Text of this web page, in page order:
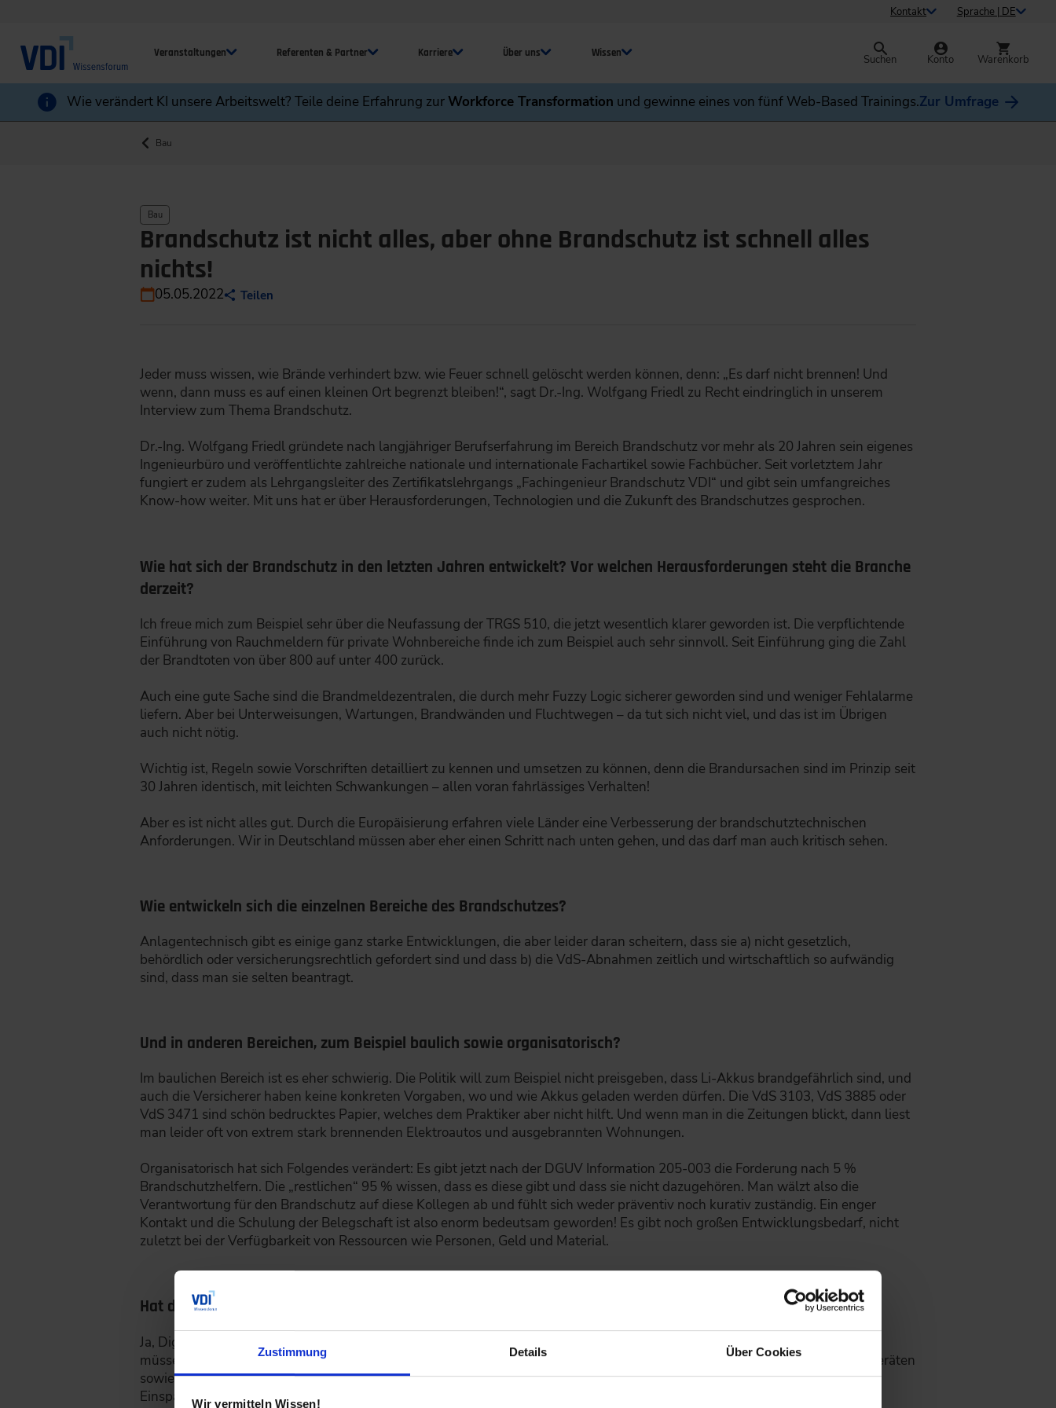
Zustimmung Details Über Cookies
Wir vermitteln Wissen!
Kontakt Sprache | DE
Veranstaltungen Referenten & Partner Karriere Über uns Wissen Suchen Konto Warenkorb
Wie verändert KI unsere Arbeitswelt? Teile deine Erfahrung zurWorkforce Transformation und gewinne eines von fünf Web-Based Trainings.Zur Umfrage
Bau
Bau
Brandschutz ist nicht alles, aber ohne Brandschutz ist schnell alles
nichts!
05.05.2022 Teilen
Jeder muss wissen, wie Brände verhindert bzw. wie Feuer schnell gelöscht werden können, denn: „Es darf nicht brennen! Und
wenn, dann muss es auf einen kleinen Ort begrenzt bleiben!“, sagt Dr.-Ing. Wolfgang Friedl zu Recht eindringlich in unserem
Interview zum Thema Brandschutz.
Dr.-Ing. Wolfgang Friedl gründete nach langjähriger Berufserfahrung im Bereich Brandschutz vor mehr als 20 Jahren sein eigenes
Ingenieurbüro und veröffentlichte zahlreiche nationale und internationale Fachartikel sowie Fachbücher. Seit vorletztem Jahr
fungiert er zudem als Lehrgangsleiter des Zertifikatslehrgangs „Fachingenieur Brandschutz VDI“ und gibt sein umfangreiches
Know-how weiter. Mit uns hat er über Herausforderungen, Technologien und die Zukunft des Brandschutzes gesprochen.
Wie hat sich der Brandschutz in den letzten Jahren entwickelt? Vor welchen Herausforderungen steht die Branche
derzeit?
Ich freue mich zum Beispiel sehr über die Neufassung der TRGS 510, die jetzt wesentlich klarer geworden ist. Die verpflichtende
Einführung von Rauchmeldern für private Wohnbereiche finde ich zum Beispiel auch sehr sinnvoll. Seit Einführung ging die Zahl
der Brandtoten von über 800 auf unter 400 zurück.
Auch eine gute Sache sind die Brandmeldezentralen, die durch mehr Fuzzy Logic sicherer geworden sind und weniger Fehlalarme
liefern. Aber bei Unterweisungen, Wartungen, Brandwänden und Fluchtwegen – da tut sich nicht viel, und das ist im Übrigen
auch nicht nötig.
Wichtig ist, Regeln sowie Vorschriften detailliert zu kennen und umsetzen zu können, denn die Brandursachen sind im Prinzip seit
30 Jahren identisch, mit leichten Schwankungen – allen voran fahrlässiges Verhalten!
Aber es ist nicht alles gut. Durch die Europäisierung erfahren viele Länder eine Verbesserung der brandschutztechnischen
Anforderungen. Wir in Deutschland müssen aber eher einen Schritt nach unten gehen, und das darf man auch kritisch sehen.
Wie entwickeln sich die einzelnen Bereiche des Brandschutzes?
Anlagentechnisch gibt es einige ganz starke Entwicklungen, die aber leider daran scheitern, dass sie a) nicht gesetzlich,
behördlich oder versicherungsrechtlich gefordert sind und dass b) die VdS-Abnahmen zeitlich und wirtschaftlich so aufwändig
sind, dass man sie selten beantragt.
Und in anderen Bereichen, zum Beispiel baulich sowie organisatorisch?
Im baulichen Bereich ist es eher schwierig. Die Politik will zum Beispiel nicht preisgeben, dass Li-Akkus brandgefährlich sind, und
auch die Versicherer haben keine konkreten Vorgaben, wo und wie Akkus geladen werden dürfen. Die VdS 3103, VdS 3885 oder
VdS 3471 sind schön bedrucktes Papier, welches dem Praktiker aber nicht hilft. Und wenn man in die Zeitungen blickt, dann liest
man leider oft von extrem stark brennenden Elektroautos und ausgebrannten Wohnungen.
Organisatorisch hat sich Folgendes verändert: Es gibt jetzt nach der DGUV Information 205-003 die Forderung nach 5 %
Brandschutzhelfern. Die „restlichen“ 95 % wissen, dass es diese gibt und dass sie nicht dazugehören. Man wälzt also die
Verantwortung für den Brandschutz auf diese Kollegen ab und fühlt sich weder präventiv noch kurativ zuständig. Ein enger
Kontakt und die Schulung der Belegschaft ist also enorm bedeutsam geworden! Es gibt noch großen Entwicklungsbedarf, nicht
zuletzt bei der Verfügbarkeit von Ressourcen wie Personen, Geld und Material.
Hat die Digitalisierung einen Einfluss auf den Brandschutz? Wenn ja, welchen?
Ja, Digitalisierung ist unter anderem extrem hilfreich bei der Erfassung der Brandschutzeinrichtungen, die gewartet werden
müssen: Man vergisst nichts mehr und kann gerichtsfest belegen, wer wann was gemacht hat. Durch die Vernetzung von Geräten
sowie die Gesamtsteuerung und -überwachung wird die Sicherheit natürlich erhöht, und das bedeutet gleichzeitig eine
Einsparung von Kosten.